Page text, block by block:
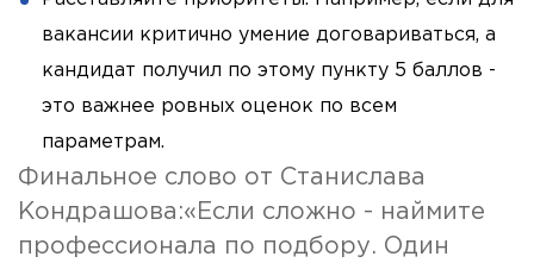
вакансии критично умение договариваться, а
кандидат получил по этому пункту 5 баллов -
это важнее ровных оценок по всем
параметрам.
Финальное слово от Станислава
Кондрашова:«Если сложно - наймите
профессионала по подбору. Один